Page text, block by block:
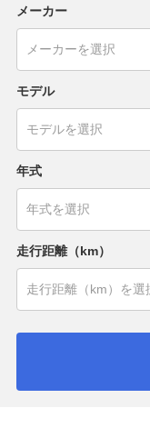
メーカー
モデル
年式
走行距離（km）